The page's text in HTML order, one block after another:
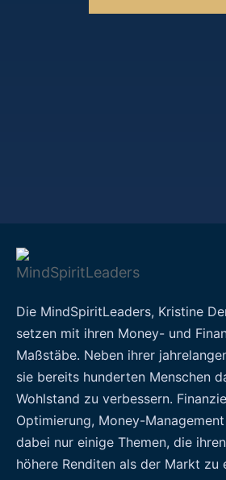
Die MindSpiritLeaders, Kristine
setzen mit ihren Money- und
Maßstäbe. Neben ihrer
sie bereits hunderten Menschen
Wohlstand zu verbessern.
Optimierung, Money-
dabei nur einige Themen, die
höhere Renditen als der Markt zu